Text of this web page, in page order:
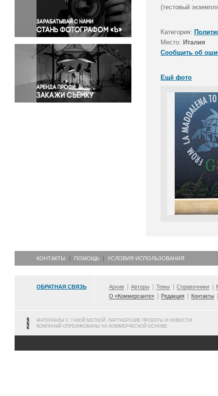
Правосудие
Происшествия и конфликты
Религия
Светская жизнь
Спорт
Экология
Экономика и бизнес
(тестовый
Категория:
Место: Италия
Сообщить об
Ещё фото
КОНТАКТЫ ПОМОЩЬ УСЛОВИЯ ИСПОЛЬЗОВАНИЯ
ОБРАТНАЯ СВЯЗЬ Архив Авторы Темы Справочники
О «Коммерсанте»
Редакция Контакты
МАТЕРИАЛЫ С ТАКОЙ МЕТКОЙ, ПАРТНЕРСКИЕ ПРОЕКТЫ И НОВОСТИ
КОМПАНИЙ ОПУБЛИКОВАНЫ НА КОММЕРЧЕСКОЙ ОСНОВЕ